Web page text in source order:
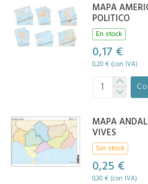
MAPA
POLITICO
En stock
0,17 €
0,20 € (con IVA)
MAPA
VIVES
Sin stock
0,25 €
0,30 € (con IVA)